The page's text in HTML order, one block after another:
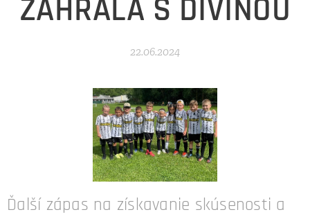
ZAHRALA S DIVINOU
22.06.2024
Ďalší zápas na získavanie skúsenosti a